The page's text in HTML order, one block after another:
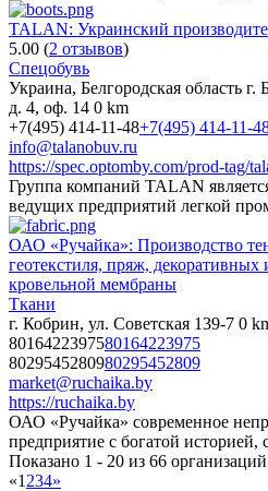
TALAN: Украинский
5.00 (2 отзывов)
Спецобувь
Украина, Белгородская область
д. 4, оф. 14 0 km
+7(495) 414-11-48+7(495) 414-11-
info@talanobuv.ru
https://spec.optomby.com/prod-tag/
Группа компаний TALAN
ведущих предприятий легкой
ОАО «Ручайка»: Производство
геотекстиля, пряж, декоративных
кровельной мембраны
Ткани
г. Кобрин, ул. Советская 139-7 0
8016422397580164223975
8029545280980295452809
market@ruchaika.by
https://ruchaika.by
ОАО «Ручайка» современное
предприятие с богатой
Показано 1 - 20 из 66 организаций
«1 234»